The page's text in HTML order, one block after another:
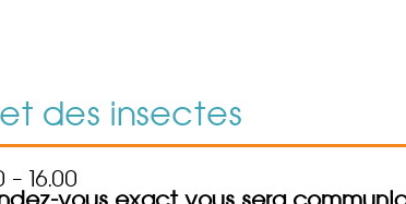
des insectes
– 16.00